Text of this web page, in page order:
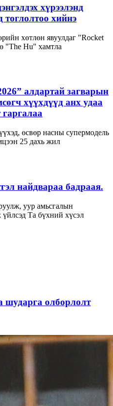
хүрээлэнд
хийнэ
хөтлөн явуулдаг "Rocket
"The Hu" хамтла
алдартай загварын
хүүхдүүд анх удаа
өсвөр насны супермодель
25 дахь жил
найдвараа бадраая.
уур амьсгалын
үйлсэд Та бүхний хүсэл
шударга олборлолт